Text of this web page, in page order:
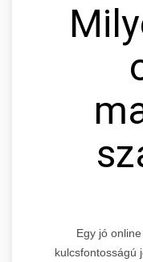
Egy jó
kulcsfontosságú